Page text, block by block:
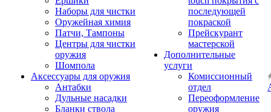
Наборы для чистки
Оружейная химия
Патчи, Тампоны
Центры для чистки
оружия
Шомпола
Аксессуары для оружия
Антабки
Дульные насадки
Бланки ствола
последующей
покраской
Прейскурант
мастерской
Дополнительные
услуги
Комиссионный
отдел
Переоформление
оружия